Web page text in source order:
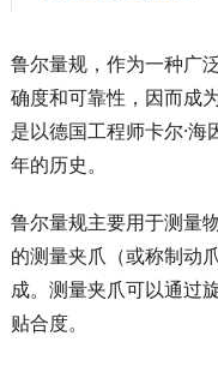
鲁尔量规，作为一种广
确度和可靠性，因而成
是以德国工程师卡尔·
年的历史。
鲁尔量规主要用于测量
的测量夹爪（或称制动
成。测量夹爪可以通过
贴合度。